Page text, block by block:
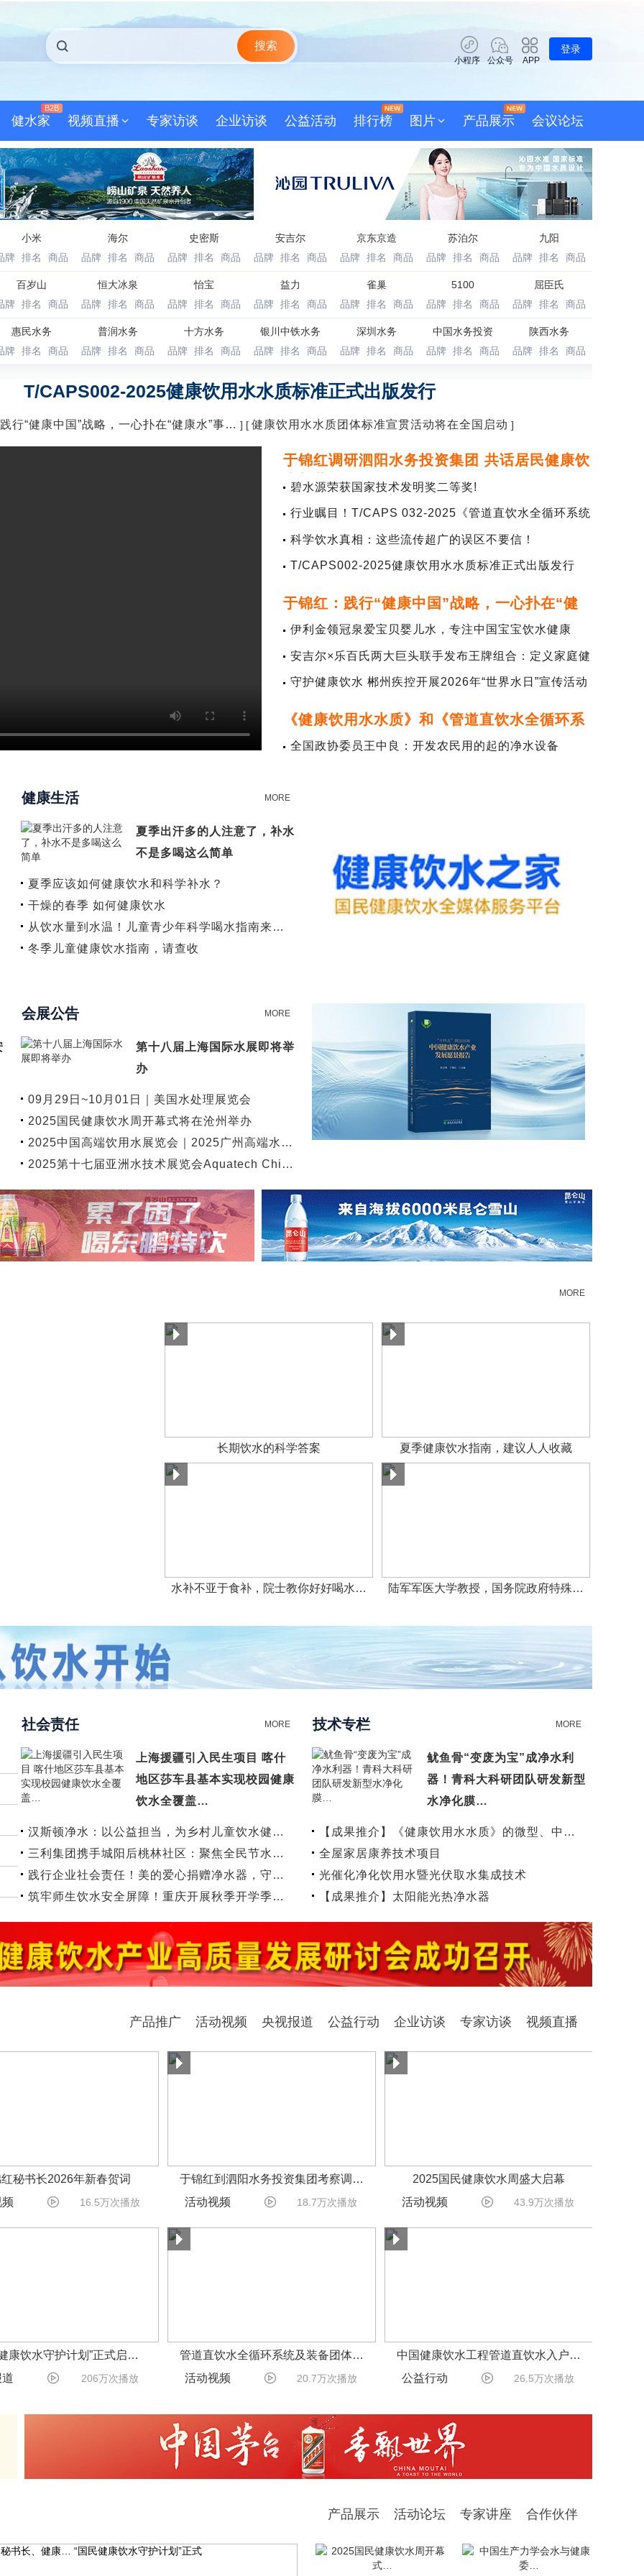
搜索
小程序 公众号 APP
登录
健水家
B2B
视频直播 专家访谈 企业访谈 公益活动 排行榜 图片 产品展示 会议论坛
小米
牌
排名 商品
海尔
品牌
排名 商品
史密斯
品牌
排名 商品
安吉尔
品牌
排名 商品
京东京造
品牌
排名 商品
苏泊尔
品牌
排名 商品
九阳
品牌
排名 商品
百岁山
牌
排名 商品
恒大冰泉
品牌
排名 商品
怡宝
品牌
排名 商品
益力
品牌
排名 商品
雀巢
品牌
排名 商品
5100
品牌
排名 商品
屈臣氏
品牌
排名 商品
惠民水务
牌
排名 商品
普润水务
品牌
排名 商品
十方水务
品牌
排名 商品
银川中铁水务
品牌
排名 商品
深圳水务
品牌
排名 商品
中国水务投资
品牌
排名 商品
陕西水务
品牌
排名 商品
T/CAPS002-2025健康饮用水水质标准正式出版发行
行“健康中国”战略，一心扑在“健康水”事… ] [ 健康饮用水水质团体标准宣贯活动将在全国启动 ]
于锦红调研泗阳水务投资集团 共话居民健康饮
水新蓝图
碧水源荣获国家技术发明奖二等奖!
行业瞩目！T/CAPS 032-2025《管道直饮水全循环系统
及装备技术要求…
科学饮水真相：这些流传超广的误区不要信！
T/CAPS002-2025健康饮用水水质标准正式出版发行
于锦红：践行“健康中国”战略，一心扑在“健
康水”事业上
伊利金领冠泉爱宝贝婴儿水，专注中国宝宝饮水健康
安吉尔×乐百氏两大巨头联手发布王牌组合：定义家庭健
康饮水新标…
守护健康饮水 郴州疾控开展2026年“世界水日”宣传活动
《健康饮用水水质》和《管道直饮水全循环系
统及装备技术要求》团…
全国政协委员王中良：开发农民用的起的净水设备
MORE
健康生活
夏季出汗多的人注意了，补水
不是多喝这么简单
夏季应该如何健康饮水和科学补水？
干燥的春季 如何健康饮水
从饮水量到水温！儿童青少年科学喝水指南来…
冬季儿童健康饮水指南，请查收
MORE
会展公告
第十八届上海国际水展即将举
办
09月29日~10月01日｜美国水处理展览会
WEFT…
2025国民健康饮水周开幕式将在沧州举办
2025中国高端饮用水展览会｜2025广州高端水…
2025第十七届亚洲水技术展览会Aquatech Chi…
MORE
长期饮水的科学答案 夏季健康饮水指南，建议人人收藏
水补不亚于食补，院士教你好好喝水… 陆军军医大学教授，国务院政府特殊…
MORE
社会责任
上海援疆引入民生项目 喀什
地区莎车县基本实现校园健康
饮水全覆盖…
汉斯顿净水：以公益担当，为乡村儿童饮水健…
三利集团携手城阳后桃林社区：聚焦全民节水…
践行企业社会责任！美的爱心捐赠净水器，守…
筑牢师生饮水安全屏障！重庆开展秋季开学季…
MORE
技术专栏
鱿鱼骨“变废为宝”成净水利
器！青科大科研团队研发新型
水净化膜…
【成果推介】《健康饮用水水质》的微型、中…
全屋家居康养技术项目
光催化净化饮用水暨光伏取水集成技术
【成果推介】太阳能光热净水器
视频直播
专家访谈
企业访谈
公益行动
央视报道
活动视频
产品推广
秘书长2026年新春贺词
 16.5万次播放
于锦红到泗阳水务投资集团考察调…
活动视频
 18.7万次播放
2025国民健康饮水周盛大启幕
活动视频
 43.9万次播放
康饮水守护计划”正式启…
 206万次播放
管道直饮水全循环系统及装备团体…
活动视频
 20.7万次播放
中国健康饮水工程管道直饮水入户…
公益行动
 26.5万次播放
合作伙伴
专家讲座
活动论坛
产品展示
书长、健康… “国民健康饮水守护计划”正式